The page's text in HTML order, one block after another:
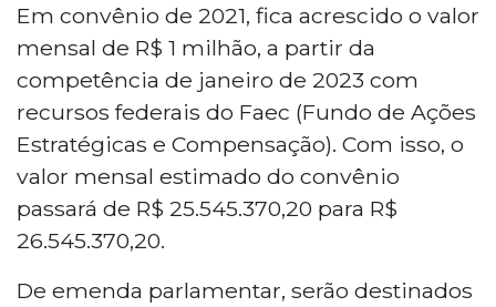
Em convênio de 2021, fica acrescido o valor
mensal de R$ 1 milhão, a partir da
competência de janeiro de 2023 com
recursos federais do Faec (Fundo de Ações
Estratégicas e Compensação). Com isso, o
valor mensal estimado do convênio
passará de R$ 25.545.370,20 para R$
26.545.370,20.
De emenda parlamentar, serão destinados